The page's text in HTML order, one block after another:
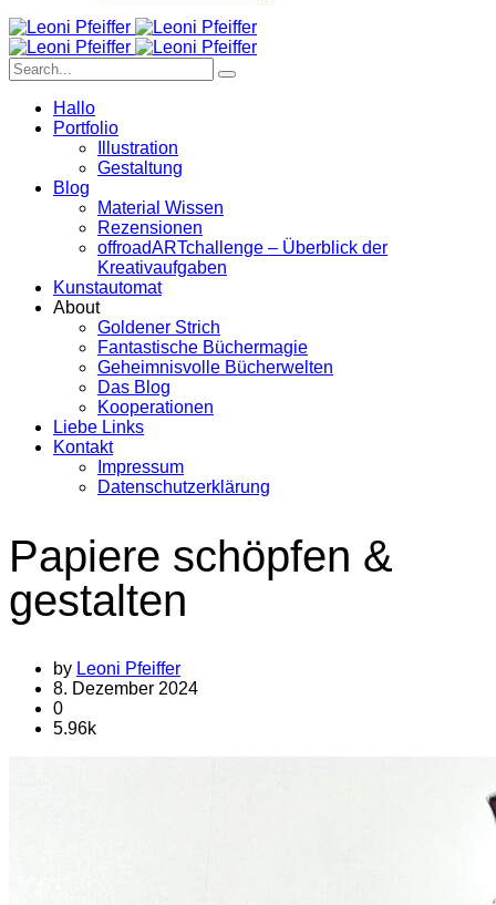
Hallo
Portfolio
Illustration
Gestaltung
Blog
Material Wissen
Rezensionen
offroadARTchallenge – Überblick der
Kreativaufgaben
Kunstautomat
About
Goldener Strich
Fantastische Büchermagie
Geheimnisvolle Bücherwelten
Das Blog
Kooperationen
Liebe Links
Kontakt
Impressum
Datenschutzerklärung
Papiere schöpfen &
gestalten
by Leoni Pfeiffer
8. Dezember 2024
0
5.96k